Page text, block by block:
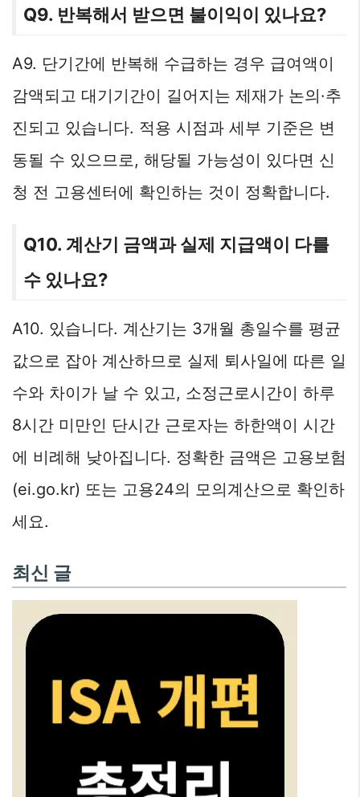
Q9. 반복해서 받으면 불이익이 있나요?
A9. 단기간에 반복해 수급하는 경우 급여액이
감액되고 대기기간이 길어지는 제재가 논의·추
진되고 있습니다. 적용 시점과 세부 기준은 변
동될 수 있으므로, 해당될 가능성이 있다면 신
청 전 고용센터에 확인하는 것이 정확합니다.
Q10. 계산기 금액과 실제 지급액이 다를
수 있나요?
A10. 있습니다. 계산기는 3개월 총일수를 평균
값으로 잡아 계산하므로 실제 퇴사일에 따른 일
수와 차이가 날 수 있고, 소정근로시간이 하루
8시간 미만인 단시간 근로자는 하한액이 시간
에 비례해 낮아집니다. 정확한 금액은 고용보험
(ei.go.kr) 또는 고용24의 모의계산으로 확인하
세요.
최신 글